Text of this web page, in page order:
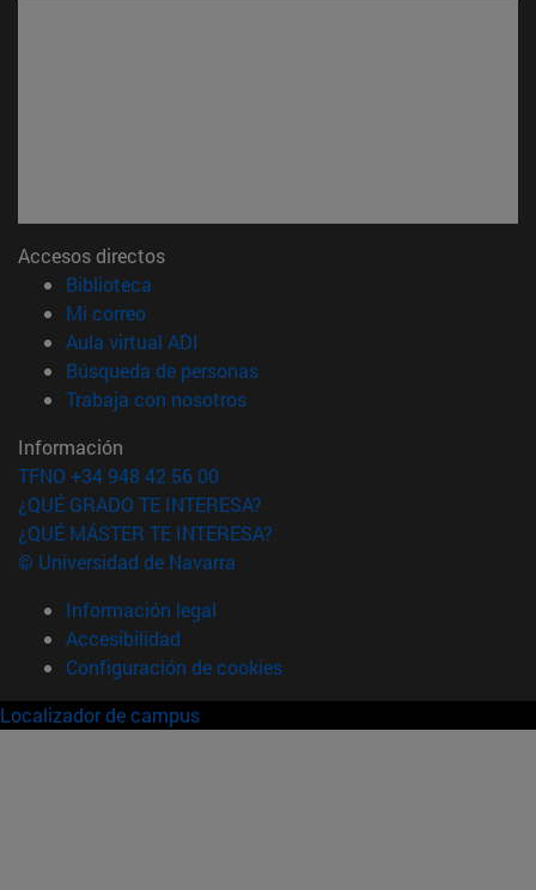
Accesos directos
Biblioteca
Mi correo(abre en nueva ventana)
Aula virtual ADI
Búsqueda de personas(abre en nueva ventana)
Trabaja con nosotros(abre en nueva ventana)
Información
TFNO +34 948 42 56 00
¿QUÉ GRADO TE INTERESA?
¿QUÉ MÁSTER TE INTERESA?
© Universidad de Navarra
Información legal
Accesibilidad
Configuración de cookies
Localizador de campus